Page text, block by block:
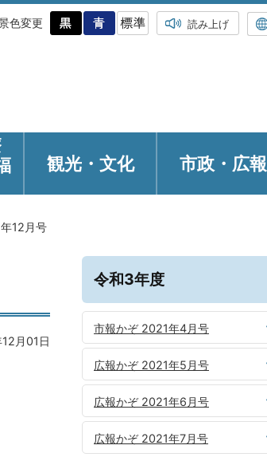
色変更 読み上げ
観光・ 文化 市政・広報
12月号
月01日
令和3年度
市報かぞ 2021年4月号
広報かぞ 2021年5月号
広報かぞ 2021年6月号
広報かぞ 2021年7月号